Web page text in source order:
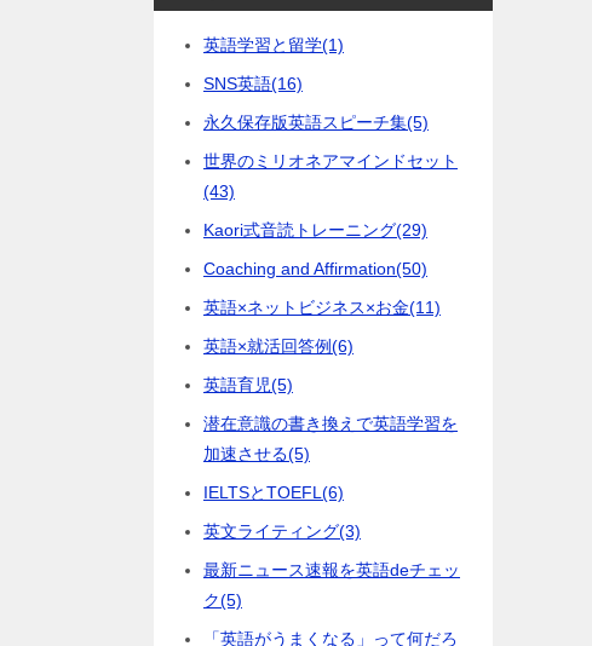
英語学習と留学(1)
SNS英語(16)
永久保存版英語スピーチ集(5)
世界のミリオネアマインドセット
(43)
Kaori式音読トレーニング(29)
Coaching and Affirmation(50)
英語×ネットビジネス×お金(11)
英語×就活回答例(6)
英語育児(5)
潜在意識の書き換えで英語学習を
加速させる(5)
IELTSとTOEFL (6)
英文ライティング(3)
最新ニュース速報を英語deチェッ
ク(5)
「英語がうまくなる」って何だろ